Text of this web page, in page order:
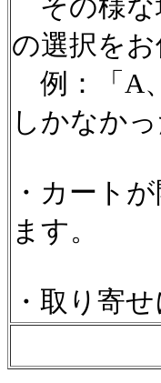
その様な
の選択をお
例：「A
しかなかっ
・カート
ます。
・取り寄